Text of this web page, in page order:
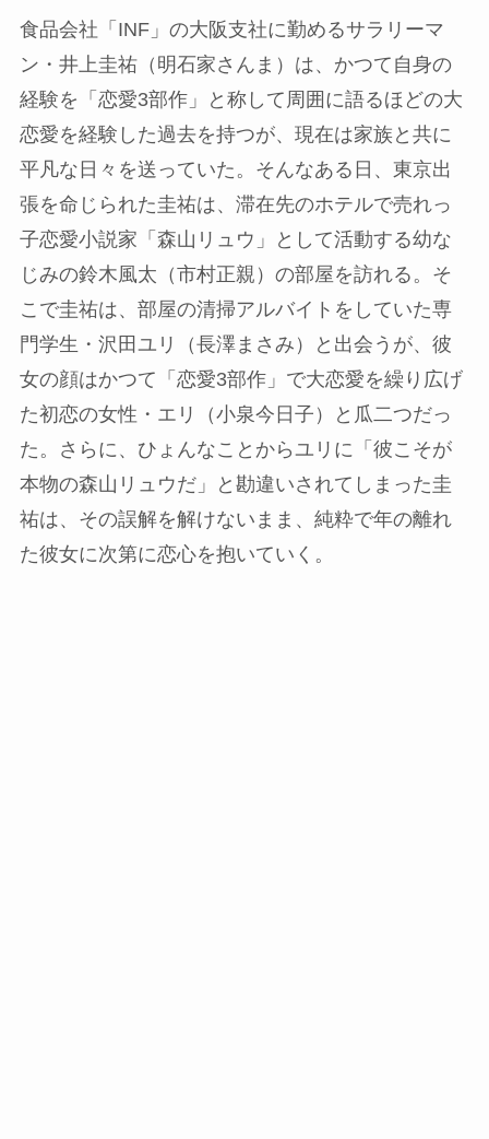
食品会社「INF」の大阪支社に勤めるサラリーマ
ン・井上圭祐（明石家さんま）は、かつて自身の
経験を「恋愛3部作」と称して周囲に語るほどの大
恋愛を経験した過去を持つが、現在は家族と共に
平凡な日々を送っていた。そんなある日、東京出
張を命じられた圭祐は、滞在先のホテルで売れっ
子恋愛小説家「森山リュウ」として活動する幼な
じみの鈴木風太（市村正親）の部屋を訪れる。そ
こで圭祐は、部屋の清掃アルバイトをしていた専
門学生・沢田ユリ（長澤まさみ）と出会うが、彼
女の顔はかつて「恋愛3部作」で大恋愛を繰り広げ
た初恋の女性・エリ（小泉今日子）と瓜二つだっ
た。さらに、ひょんなことからユリに「彼こそが
本物の森山リュウだ」と勘違いされてしまった圭
祐は、その誤解を解けないまま、純粋で年の離れ
た彼女に次第に恋心を抱いていく。